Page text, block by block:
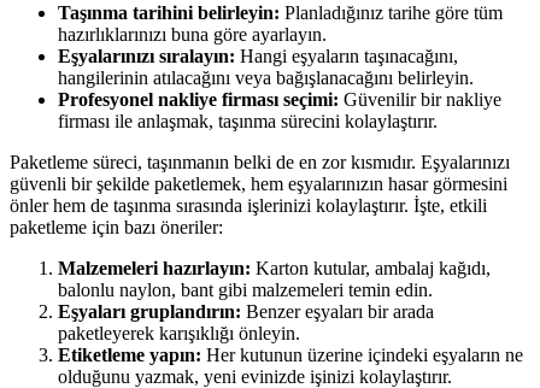
Taşınma tarihini belirleyin: Planladığınız tarihe göre tüm
hazırlıklarınızı buna göre ayarlayın.
Eşyalarınızı sıralayın: Hangi eşyaların taşınacağını,
hangilerinin atılacağını veya bağışlanacağını belirleyin.
Profesyonel nakliye firması seçimi: Güvenilir bir nakliye
firması ile anlaşmak, taşınma sürecini kolaylaştırır.
Paketleme süreci, taşınmanın belki de en zor kısmıdır. Eşyalarınızı
güvenli bir şekilde paketlemek, hem eşyalarınızın hasar görmesini
önler hem de taşınma sırasında işlerinizi kolaylaştırır. İşte, etkili
paketleme için bazı öneriler:
Malzemeleri hazırlayın: Karton kutular, ambalaj kağıdı,
balonlu naylon, bant gibi malzemeleri temin edin.
Eşyaları gruplandırın: Benzer eşyaları bir arada
paketleyerek karışıklığı önleyin.
Etiketleme yapın: Her kutunun üzerine içindeki eşyaların ne
olduğunu yazmak, yeni evinizde işinizi kolaylaştırır.